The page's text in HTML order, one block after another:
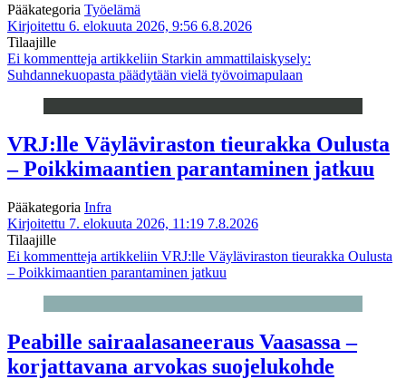
Pääkategoria Työelämä
Kirjoitettu 6. elokuuta 2026, 9:56 6.8.2026
Tilaajille
Ei kommentteja artikkeliin Starkin ammattilaiskysely:
Suhdannekuopasta päädytään vielä työvoimapulaan
VRJ:lle Väyläviraston tieurakka Oulusta
– Poikkimaantien parantaminen jatkuu
Pääkategoria Infra
Kirjoitettu 7. elokuuta 2026, 11:19 7.8.2026
Tilaajille
Ei kommentteja artikkeliin VRJ:lle Väyläviraston tieurakka Oulusta
– Poikkimaantien parantaminen jatkuu
Peabille sairaalasaneeraus Vaasassa –
korjattavana arvokas suojelukohde